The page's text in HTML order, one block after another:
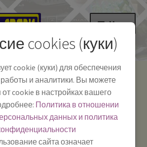
Меню
-
Телефон:+7-
391-249-1040
Тел.|WA|Telegram:
cookies (куки)
cookie (куки) для обеспечения
работы и аналитики. Вы можете
от cookie в настройках вашего
Политика в отношении
данных и политика
сайта означает